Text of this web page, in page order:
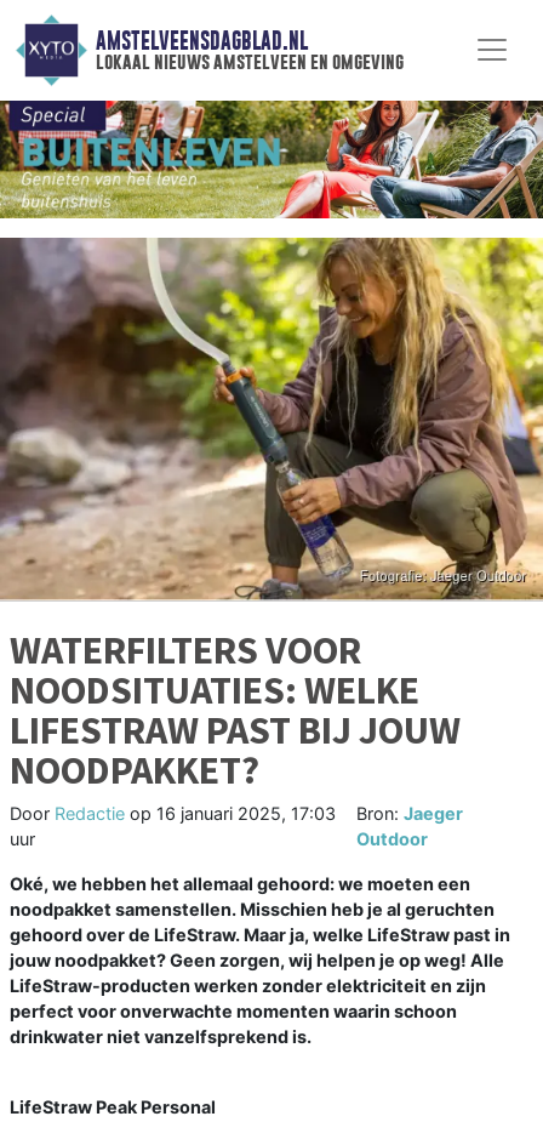
AMSTELVEENSDAGBLAD.NL
lokaal nieuws amstelveen en omgeving
WATERFILTERS VOOR
NOODSITUATIES: WELKE
LIFESTRAW PAST BIJ JOUW
NOODPAKKET?
Door Redactie op 16 januari 2025, 17:03
uur
Bron:Jaeger
Outdoor
Oké, we hebben het allemaal gehoord: we moeten een
noodpakket samenstellen. Misschien heb je al geruchten
gehoord over de LifeStraw. Maar ja, welke LifeStraw past in
jouw noodpakket? Geen zorgen, wij helpen je op weg! Alle
LifeStraw-producten werken zonder elektriciteit en zijn
perfect voor onverwachte momenten waarin schoon
drinkwater niet vanzelfsprekend is.
LifeStraw Peak Personal